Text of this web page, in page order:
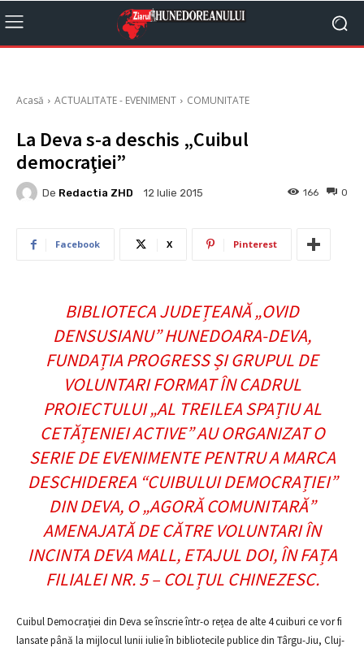
Acasă ACTUALITATE - EVENIMENT COMUNITATE
La Deva s-a deschis „Cuibul
democraţiei”
De Redactia ZHD 12 Iulie 2015 0
166
Facebook X Pinterest
BIBLIOTECA JUDEȚEANĂ „OVID
DENSUSIANU” HUNEDOARA-DEVA,
FUNDAȚIA PROGRESS ȘI GRUPUL DE
VOLUNTARI FORMAT ÎN CADRUL
PROIECTULUI „AL TREILEA SPAȚIU AL
CETĂȚENIEI ACTIVE” AU ORGANIZAT O
SERIE DE EVENIMENTE PENTRU A MARCA
DESCHIDEREA “CUIBULUI DEMOCRAȚIEI”
DIN DEVA, O „AGORĂ COMUNITARĂ”
AMENAJATĂ DE CĂTRE VOLUNTARI ÎN
INCINTA DEVA MALL, ETAJUL DOI, ÎN FAȚA
FILIALEI NR. 5 – COLȚUL CHINEZESC.
Cuibul Democrației din Deva se înscrie într-o rețea de alte 4 cuiburi ce vor fi
lansate până la mijlocul lunii iulie în bibliotecile publice din Târgu-Jiu, Cluj-